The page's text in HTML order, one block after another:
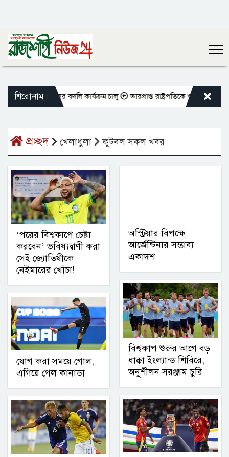
শিরোনাম :
শিক্ষকদের বদলি কার্যক্রম চালু ভারপ্রাপ্ত রাষ্ট্রপতিকে শুভেচ্ছা জানালেন
প্রচ্ছদ খেলাধুলা ফুটবল সকল খবর
‘পরের বিশ্বকাপে চেষ্টা
করবেন’ ভবিষ্যদ্বাণী করা
সেই জ্যোতিষীকে
নেইমারের খোঁচা!
যোগ করা সময়ে গোল,
এগিয়ে গেল কানাডা
অস্ট্রিয়ার বিপক্ষে
আর্জেন্টিনার সম্ভাব্য
একাদশ
বিশ্বকাপ শুরুর আগে বড়
ধাক্কা ইংল্যান্ড শিবিরে,
অনুশীলন সরঞ্জাম চুরি